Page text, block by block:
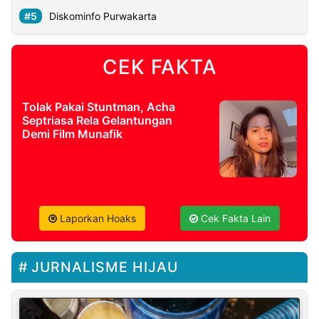
Diskominfo Purwakarta
CEK FAKTA
Tolak Pakai Stuntman, Acha
Septriasa Rela Gelantungan
Demi Film Munafik
Laporkan Hoaks Cek Fakta Lain
JURNALISME HIJAU